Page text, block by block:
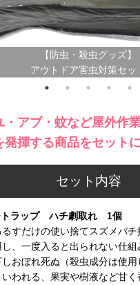
【防虫・殺虫グッズ】
アウトドア害虫対策セッ
・アブ・蚊など屋外作
揮する商品をセットに
セット内容
トラップ ハチ劇取れ 1個
すだけの使い捨てスズメバチ
し、一度入ると出られない仕
おぼれ死ぬ（殺虫成分は使
われる、果実や樹液など甘